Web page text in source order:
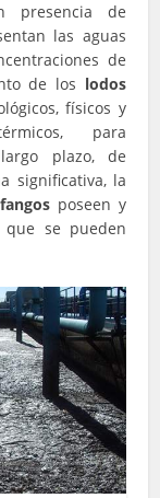
presencia de
las aguas
de
de los lodos
físicos y
para
plazo, de
significativa, la
fangos poseen y
que se pueden